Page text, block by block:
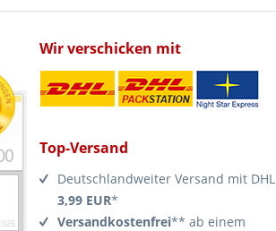
Wir verschicken mit
Top-Versand
Deutschlandweiter Versand mit DHL
3,99 EUR*
Versandkostenfrei** ab einem